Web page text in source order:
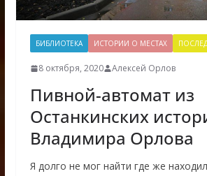
БИБЛИОТЕКА ИСТОРИИ О МЕСТАХ
8 октября, 2020 Алексей Орлов
Пивной-автомат из
Останкинских
Владимира Орлова
Я долго не мог найти где же